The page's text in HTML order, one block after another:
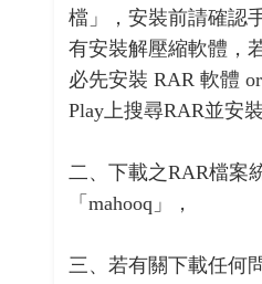
檔」，安裝前請確認
有安裝解壓縮軟體，
必先安裝 RAR 軟體
Play上搜尋RAR並安裝
二、下載之RAR檔案
「mahooq」，
三、若有關下載任何